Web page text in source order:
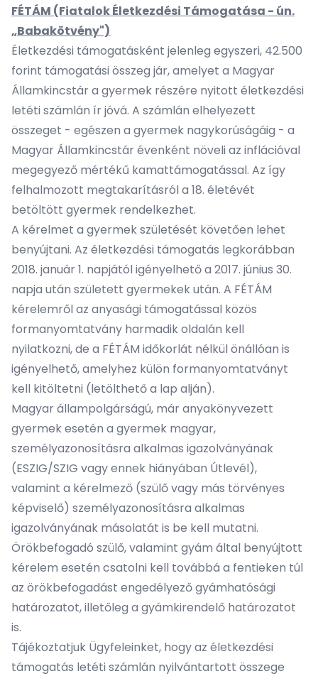
FÉTÁM (Fiatalok Életkezdési Támogatása - ún.
„Babakötvény")
Életkezdési támogatásként jelenleg egyszeri, 42.500
forint támogatási összeg jár, amelyet a Magyar
Államkincstár a gyermek részére nyitott életkezdési
letéti számlán ír jóvá. A számlán elhelyezett
összeget - egészen a gyermek nagykorúságáig - a
Magyar Államkincstár évenként növeli az inflációval
megegyező mértékű kamattámogatással. Az így
felhalmozott megtakarításról a 18. életévét
betöltött gyermek rendelkezhet.
A kérelmet a gyermek születését követően lehet
benyújtani. Az életkezdési támogatás legkorábban
2018. január 1. napjától igényelhető a 2017. június 30.
napja után született gyermekek után. A FÉTÁM
kérelemről az anyasági támogatással közös
formanyomtatvány harmadik oldalán kell
nyilatkozni, de a FÉTÁM időkorlát nélkül önállóan is
igényelhető, amelyhez külön formanyomtatványt
kell kitöltetni (letölthető a lap alján).
Magyar állampolgárságú, már anyakönyvezett
gyermek esetén a gyermek magyar,
személyazonosításra alkalmas igazolványának
(ESZIG/SZIG vagy ennek hiányában Útlevél),
valamint a kérelmező (szülő vagy más törvényes
képviselő) személyazonosításra alkalmas
igazolványának másolatát is be kell mutatni.
Örökbefogadó szülő, valamint gyám által benyújtott
kérelem esetén csatolni kell továbbá a fentieken túl
az örökbefogadást engedélyező gyámhatósági
határozatot, illetőleg a gyámkirendelő határozatot
is.
Tájékoztatjuk Ügyfeleinket, hogy az életkezdési
támogatás letéti számlán nyilvántartott összege